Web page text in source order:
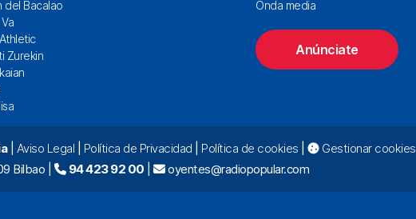
del Bacalao
Zurekin
Onda media
Anúnciate
| Aviso Legal Política de Privacidad Política de cookies
Gestionar cookies
Bilbao |
94 423 92 00 | oyentes@radiopopular.com